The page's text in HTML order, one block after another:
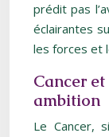
prédit pas
éclairantes
les forces et
Cancer
ambition
Le Cancer,